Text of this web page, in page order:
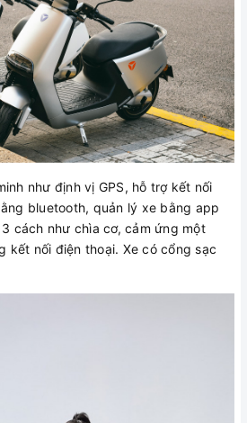
như định vị GPS, hỗ trợ kết nối
bluetooth, quản lý xe bằng app
cách như chìa cơ, cảm ứng một
kết nối điện thoại. Xe có cổng sạc